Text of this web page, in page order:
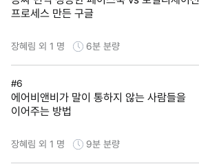
프로세스 만든 구글
장혜림 외 1 명 6분 분량
#6
에어비앤비가 말이 통하지 않는 사람들을
이어주는 방법
장혜림 외 1 명 9분 분량